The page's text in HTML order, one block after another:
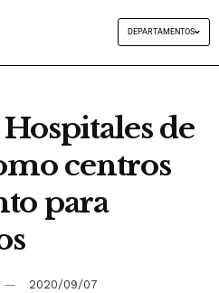
DEPARTAMENTOS
de
centros
para
2020/09/07